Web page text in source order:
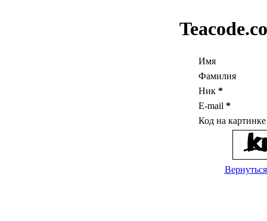
Имя
Фамилия
Ник *
E-mail *
Код на
Вернуться